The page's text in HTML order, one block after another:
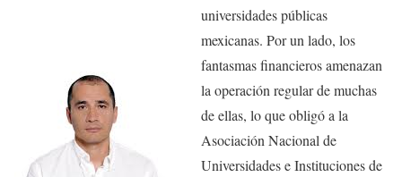
universidades públicas
mexicanas. Por un lado, los
fantasmas financieros amenazan
la operación regular de muchas
de ellas, lo que obligó a la
Asociación Nacional de
Universidades e Instituciones de